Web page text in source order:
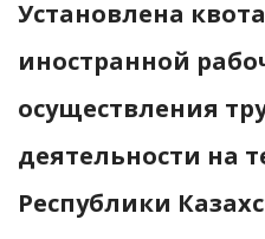
Установлена
иностранной
осуществления
деятельности на
Республики